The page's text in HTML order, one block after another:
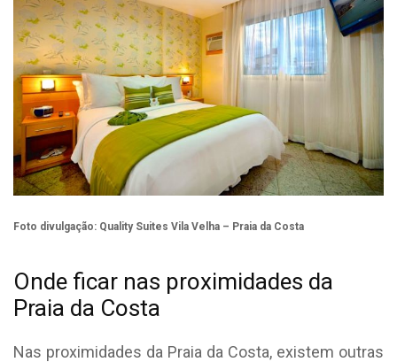
Foto divulgação: Quality Suites Vila Velha – Praia da Costa
Onde ficar nas proximidades da
Praia da Costa
Nas proximidades da Praia da Costa, existem outras